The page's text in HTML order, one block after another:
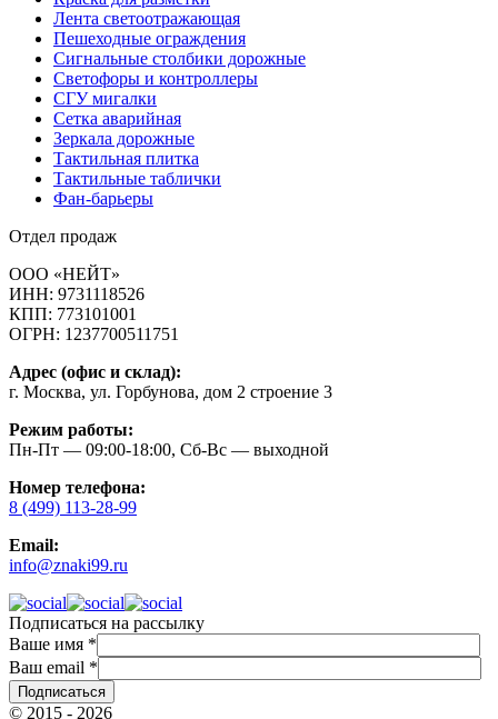
Лента светоотражающая
Пешеходные ограждения
Сигнальные столбики дорожные
Светофоры и контроллеры
СГУ мигалки
Cетка аварийная
Зеркала дорожные
Тактильная плитка
Тактильные таблички
Фан-барьеры
Отдел продаж
ООО «НЕЙТ»
ИНН: 9731118526
КПП: 773101001
ОГРН: 1237700511751
Адрес (офис и склад):
г. Москва, ул. Горбунова, дом 2 строение 3
Режим работы:
Пн-Пт — 09:00-18:00, Сб-Вс — выходной
Номер телефона:
8 (499) 113-28-99
Email:
info@znaki99.ru
Подписаться на рассылку
Ваше имя *
Ваш email *
© 2015 - 2026